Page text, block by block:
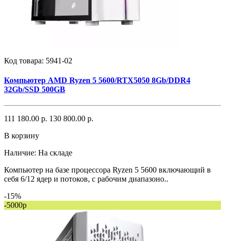
Код товара: 5941-02
Компьютер AMD Ryzen 5 5600/RTX5050 8Gb/DDR4
32Gb/SSD 500GB
111 180.00 р. 130 800.00 р.
В корзину
Наличие: На складе
Компьютер на базе процессора Ryzen 5 5600 включающий в
себя 6/12 ядер и потоков, с рабочим диапазоно..
-15%
-5000р